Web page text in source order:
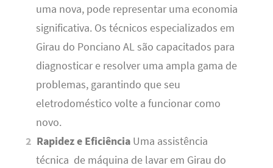
uma nova, pode representar uma economia
significativa. Os técnicos especializados em
Girau do Ponciano AL são capacitados para
diagnosticar e resolver uma ampla gama de
problemas, garantindo que seu
eletrodoméstico volte a funcionar como
novo.
Rapidez e Eficiência Uma assistência
técnica de máquina de lavar em Girau do